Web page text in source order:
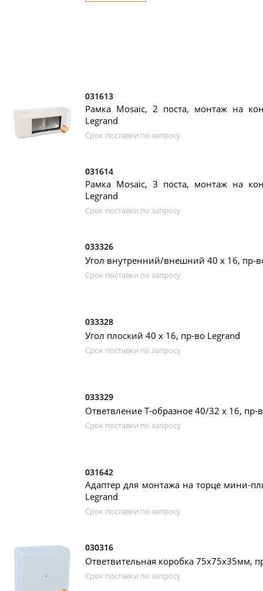
031613
Рамка Mosaic, 2 поста, монтаж на
Legrand
Срок поставки по запросу
031614
Рамка Mosaic, 3 поста, монтаж на
Legrand
Срок поставки по запросу
033326
Угол внутренний/внешний 40 x 16, пр-
Срок поставки по запросу
033328
Угол плоский 40 х 16, пр-во Legrand
Срок поставки по запросу
033329
Ответвление Т-образное 40/32 х 16, пр-
Срок поставки по запросу
031642
Адаптер для монтажа на торце мини-
Legrand
Срок поставки по запросу
030316
Ответвительная коробка 75х75х35мм,
Срок поставки по запросу